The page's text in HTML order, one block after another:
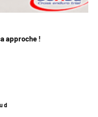
approche !